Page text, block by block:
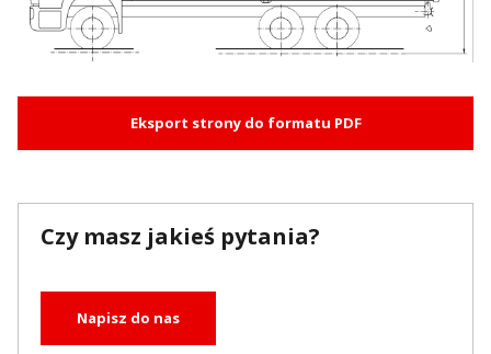
Eksport strony do formatu PDF
Czy masz jakieś pytania?
Napisz do nas